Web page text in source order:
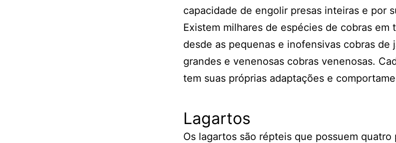
capacidade de engolir presas inteiras e por
Existem milhares de espécies de cobras em
desde as pequenas e inofensivas cobras de
grandes e venenosas cobras venenosas.
tem suas próprias adaptações e
Lagartos
Os lagartos são répteis que possuem quatro